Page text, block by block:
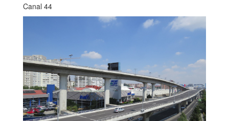
Canal 44